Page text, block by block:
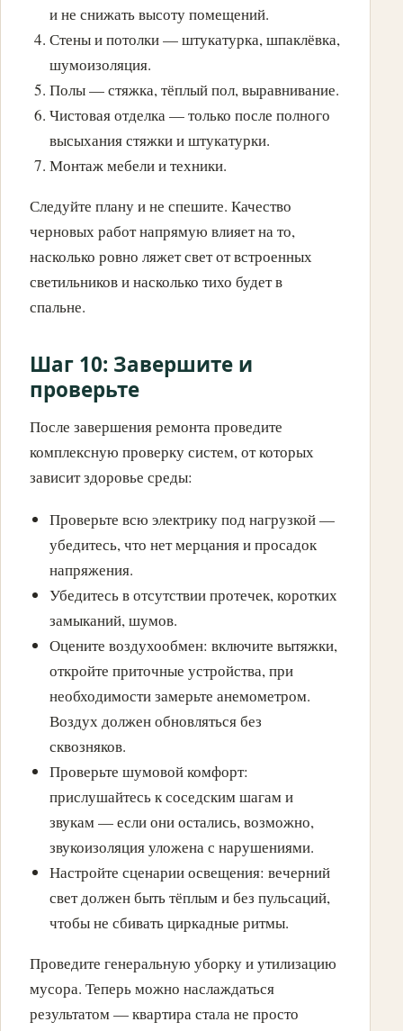
и не снижать высоту помещений.
Стены и потолки — штукатурка, шпаклёвка,
шумоизоляция.
Полы — стяжка, тёплый пол, выравнивание.
Чистовая отделка — только после полного
высыхания стяжки и штукатурки.
Монтаж мебели и техники.
Следуйте плану и не спешите. Качество
черновых работ напрямую влияет на то,
насколько ровно ляжет свет от встроенных
светильников и насколько тихо будет в
спальне.
Шаг 10: Завершите и
проверьте
После завершения ремонта проведите
комплексную проверку систем, от которых
зависит здоровье среды:
Проверьте всю электрику под нагрузкой —
убедитесь, что нет мерцания и просадок
напряжения.
Убедитесь в отсутствии протечек, коротких
замыканий, шумов.
Оцените воздухообмен: включите вытяжки,
откройте приточные устройства, при
необходимости замерьте анемометром.
Воздух должен обновляться без
сквозняков.
Проверьте шумовой комфорт:
прислушайтесь к соседским шагам и
звукам — если они остались, возможно,
звукоизоляция уложена с нарушениями.
Настройте сценарии освещения: вечерний
свет должен быть тёплым и без пульсаций,
чтобы не сбивать циркадные ритмы.
Проведите генеральную уборку и утилизацию
мусора. Теперь можно наслаждаться
результатом — квартира стала не просто